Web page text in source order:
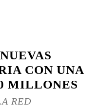
CON UNA
MILLONES
RED